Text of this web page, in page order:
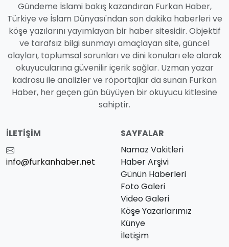
Gündeme İslami bakış kazandıran Furkan Haber,
Türkiye ve İslam Dünyası'ndan son dakika haberleri ve
köşe yazılarını yayımlayan bir haber sitesidir. Objektif
ve tarafsız bilgi sunmayı amaçlayan site, güncel
olayları, toplumsal sorunları ve dini konuları ele alarak
okuyucularına güvenilir içerik sağlar. Uzman yazar
kadrosu ile analizler ve röportajlar da sunan Furkan
Haber, her geçen gün büyüyen bir okuyucu kitlesine
sahiptir.
İLETIŞIM
info@furkanhaber.net
SAYFALAR
Namaz Vakitleri
Haber Arşivi
Günün Haberleri
Foto Galeri
Video Galeri
Köşe Yazarlarımız
Künye
İletişim